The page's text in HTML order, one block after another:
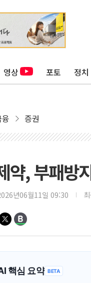
영상 포토 정치
융 증권
약, 부패방
년06월11일 09:30
핵심 요약 BETA